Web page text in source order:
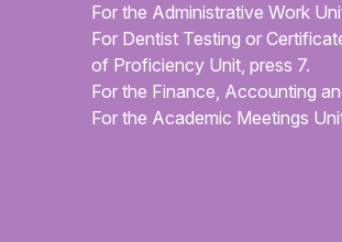
For the Administrative Work
For Dentist Testing or
of Proficiency Unit, press 7.
For the Finance, Accounting
For the Academic Meetings